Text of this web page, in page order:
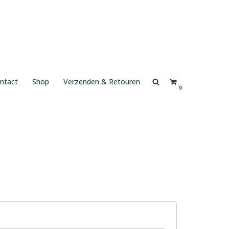
Shop Verzenden & Retouren
0